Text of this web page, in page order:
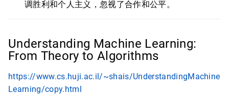
调胜利和个人主义，忽视了合作和公平。
Understanding Machine Learning:
From Theory to Algorithms
https://www.cs.huji.ac.il/~shais/UnderstandingMachine
Learning/copy.html